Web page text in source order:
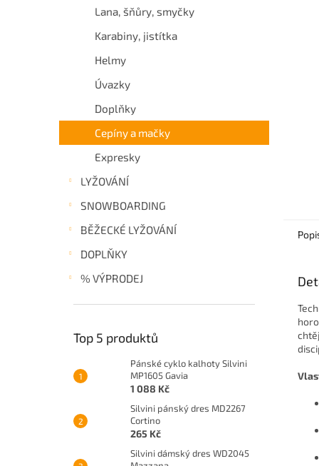
Lana, šňůry, smyčky
Karabiny, jistítka
Helmy
Úvazky
Doplňky
Cepíny a mačky
Expresky
LYŽOVÁNÍ
SNOWBOARDING
BĚŽECKÉ LYŽOVÁNÍ
DOPLŇKY
% VÝPRODEJ
Top 5 produktů
Pánské cyklo kalhoty Silvini
MP1605 Gavia
1 088 Kč
Silvini pánský dres MD2267
Cortino
265 Kč
Silvini dámský dres WD2045